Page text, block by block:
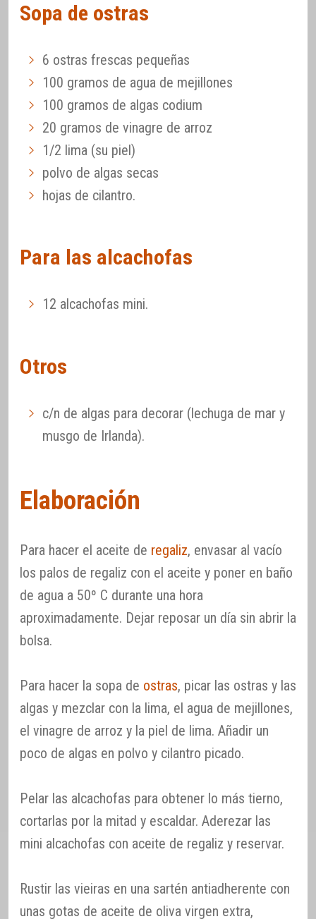
Sopa de ostras
6 ostras frescas pequeñas
100 gramos de agua de mejillones
100 gramos de algas codium
20 gramos de vinagre de arroz
1/2 lima (su piel)
polvo de algas secas
hojas de cilantro.
Para las alcachofas
12 alcachofas mini.
Otros
c/n de algas para decorar (lechuga de mar y
musgo de Irlanda).
Elaboración
Para hacer el aceite de regaliz, envasar al vacío
los palos de regaliz con el aceite y poner en baño
de agua a 50º C durante una hora
aproximadamente. Dejar reposar un día sin abrir la
bolsa.
Para hacer la sopa de ostras, picar las ostras y las
algas y mezclar con la lima, el agua de mejillones,
el vinagre de arroz y la piel de lima. Añadir un
poco de algas en polvo y cilantro picado.
Pelar las alcachofas para obtener lo más tierno,
cortarlas por la mitad y escaldar. Aderezar las
mini alcachofas con aceite de regaliz y reservar.
Rustir las vieiras en una sartén antiadherente con
unas gotas de aceite de oliva virgen extra,